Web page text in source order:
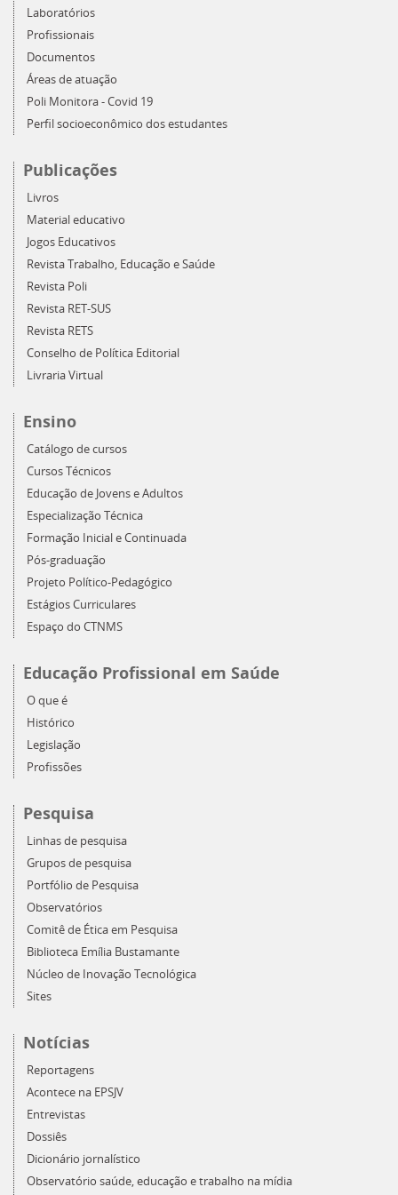
Laboratórios
Profissionais
Documentos
Áreas de atuação
Poli Monitora - Covid 19
Perfil socioeconômico dos estudantes
Publicações
Livros
Material educativo
Jogos Educativos
Revista Trabalho, Educação e Saúde
Revista Poli
Revista RET-SUS
Revista RETS
Conselho de Política Editorial
Livraria Virtual
Ensino
Catálogo de cursos
Cursos Técnicos
Educação de Jovens e Adultos
Especialização Técnica
Formação Inicial e Continuada
Pós-graduação
Projeto Político-Pedagógico
Estágios Curriculares
Espaço do CTNMS
Educação Profissional em Saúde
O que é
Histórico
Legislação
Profissões
Pesquisa
Linhas de pesquisa
Grupos de pesquisa
Portfólio de Pesquisa
Observatórios
Comitê de Ética em Pesquisa
Biblioteca Emília Bustamante
Núcleo de Inovação Tecnológica
Sites
Notícias
Reportagens
Acontece na EPSJV
Entrevistas
Dossiês
Dicionário jornalístico
Observatório saúde, educação e trabalho na mídia